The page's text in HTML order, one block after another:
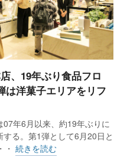
坂屋百貨店が
」期間の客数増加
の動きが鈍かっ
、免税売上高は
、19年ぶり食品フロ
洋菓子エリアをリフ
07年6月以来、約19年ぶりに
る。第1弾として6月20日と
・ 続きを読む